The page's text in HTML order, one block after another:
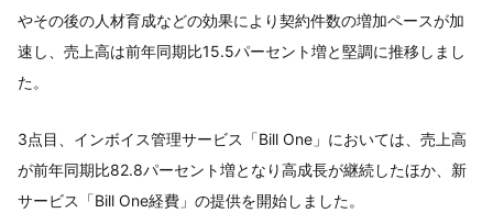
やその後の人材育成などの効果により契約件数の増加ペースが加
速し、売上高は前年同期比15.5パーセント増と堅調に推移しまし
た。
3点目、インボイス管理サービス「Bill One」においては、売上高
が前年同期比82.8パーセント増となり高成長が継続したほか、新
サービス「Bill One経費」の提供を開始しました。